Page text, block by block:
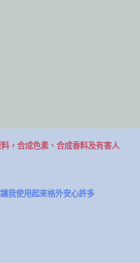
，合成色素、合成香料及有害人
我使用起來格外安心許多